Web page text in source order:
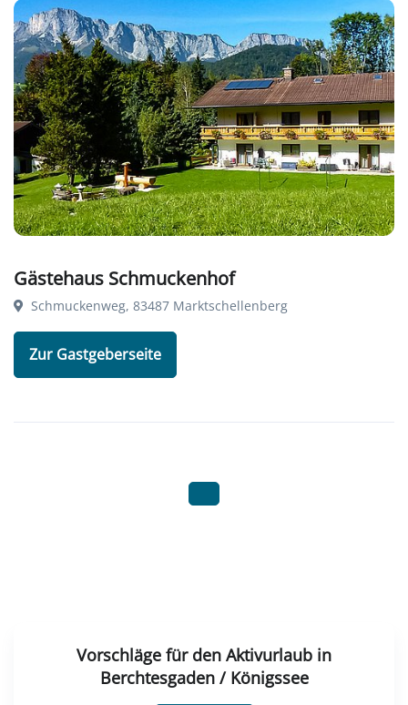
Gästehaus Schmuckenhof
Schmuckenweg, 83487 Marktschellenberg
Zur Gastgeberseite
Vorschläge für den Aktivurlaub in
Berchtesgaden / Königssee